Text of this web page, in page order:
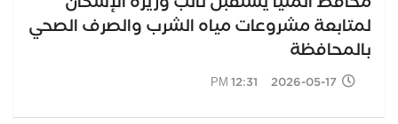
لمتابعة مشروعات مياه الشرب والصرف الصحي
بالمحافظة
2026-05-17 12:31 PM